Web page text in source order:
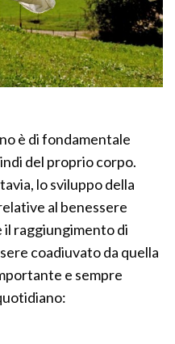
è di fondamentale
del proprio corpo.
lo sviluppo della
al benessere
il raggiungimento di
coadiuvato da quella
e sempre